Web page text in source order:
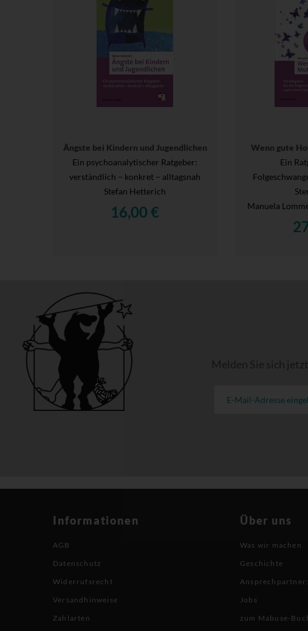
Ängste bei Kindern und Jugendlichen
Ein psychoanalytischer Ratgeber:
verständlich – konkret – alltagsnah
Stefan Hetterich
16,00 €
Wenn gute
Ein
Manuela
Melden Sie sich
Informationen
AGB
Datenschutz
Widerrufsrecht
Versandhinweise
Zahlarten
Über uns
Was wir machen
Geschichte
Jobs
zum Mabuse-